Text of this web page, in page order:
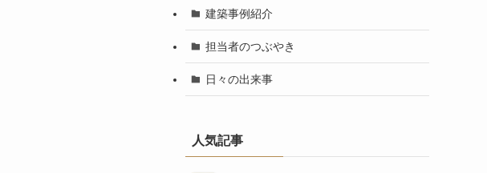
建築事例紹介
担当者のつぶやき
日々の出来事
人気記事